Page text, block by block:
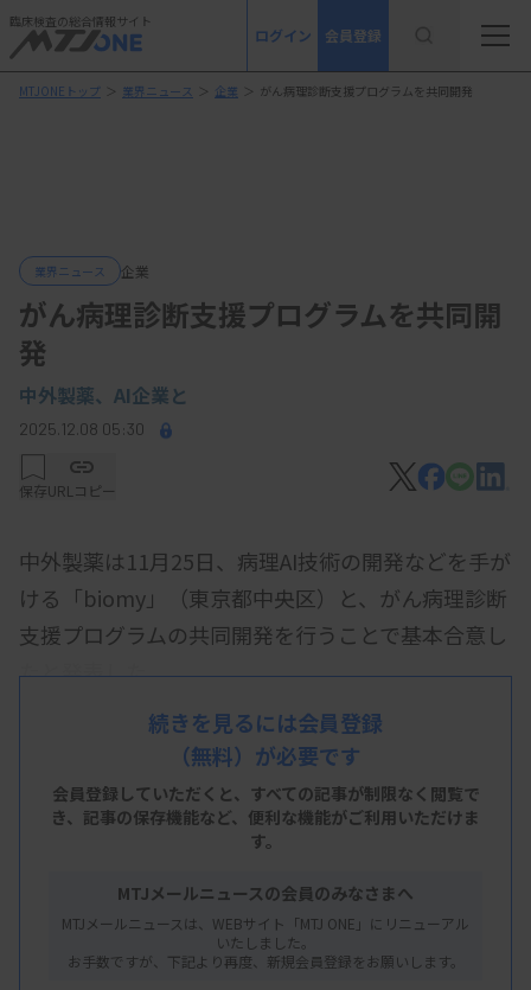
臨床検査の総合情報サイト
ログイン 会員登録
MTJONEトップ ＞ 業界ニュース ＞ 企業 ＞ がん病理診断支援プログラムを共同開発
業界ニュース 企業
がん病理診断支援プログラムを共同開
発
中外製薬、AI企業と
2025.12.08 05:30
保存URLコピー
中外製薬は11月25日、病理AI技術の開発などを手が
ける「biomy」（東京都中央区）と、がん病理診断
支援プログラムの共同開発を行うことで基本合意し
たと発表した。
がんの診断・治療に関わる中外の科学的な知見と、
biomyが開発したがん免疫微小環境解析プラットフ
ォームを組み合わせて、術前薬物療法の効果判定支
援プログラムや、AI解析に基づくがん免疫微小環境
プログラムを開発する。
基本合意は、中外が進めるPHCソリューション事業
続きを見るには会員登録
（無料）が必要です
会員登録していただくと、すべての記事が制限なく閲覧で
き、 記事の保存機能など、便利な機能がご利用いただけま
す。
MTJメールニュースの会員のみなさまへ
MTJメールニュースは、WEBサイト「MTJ ONE」にリニューアル
いたしました。
お手数ですが、下記より再度、新規会員登録をお願いします。